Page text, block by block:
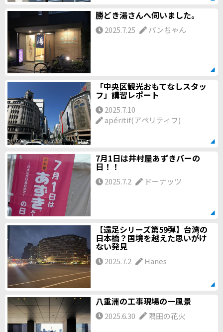
勝どき湯さんへ伺いました。
2025.7.25 パンちゃん
「中央区観光おもてなしスタッ
フ」講習レポート
2025.7.10
apéritif(アペリティフ)
7月1日は井村屋あずきバーの
日！！
2025.7.2 ドーナッツ
【遠足シリーズ第59弾】台湾の
日本橋？国境を越えた思いがけ
ない発見
2025.7.2 Hanes
八重洲の工事現場の一風景
2025.6.30 隅田の花火